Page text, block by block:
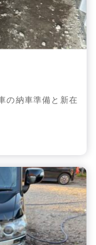
の納車準備と新在